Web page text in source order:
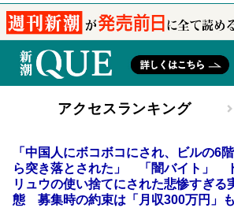
アクセスランキング
「中国人にボコボコにされ、ビルの6
ら突き落とされた」 「闇バイト」
リュウの使い捨てにされた悲惨すぎる
態 募集時の約束は「月収300万円」も